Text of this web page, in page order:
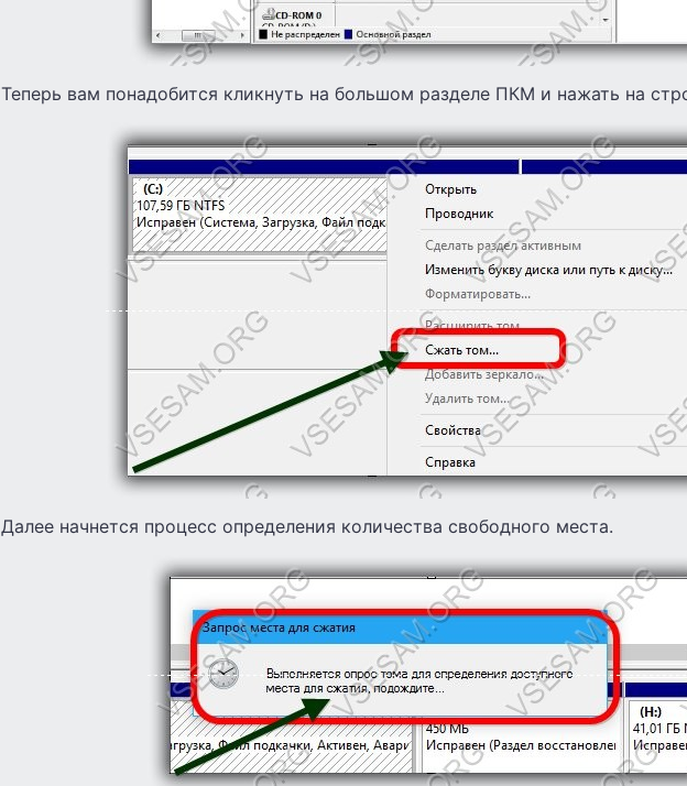
Теперь вам понадобится кликнуть на большом разделе ПКМ и нажать на
Далее начнется процесс определения количества свободного места.